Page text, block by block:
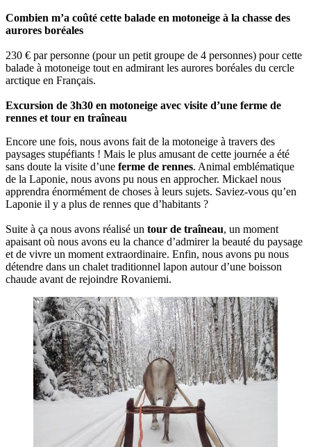
Combien m’a coûté cette balade en motoneige à la chasse des
aurores boréales
230 € par personne (pour un petit groupe de 4 personnes) pour cette
balade à motoneige tout en admirant les aurores boréales du cercle
arctique en Français.
Excursion de 3h30 en motoneige avec visite d’une ferme de
rennes et tour en traîneau
Encore une fois, nous avons fait de la motoneige à travers des
paysages stupéfiants ! Mais le plus amusant de cette journée a été
sans doute la visite d’une ferme de rennes. Animal emblématique
de la Laponie, nous avons pu nous en approcher. Mickael nous
apprendra énormément de choses à leurs sujets. Saviez-vous qu’en
Laponie il y a plus de rennes que d’habitants ?
Suite à ça nous avons réalisé un tour de traîneau, un moment
apaisant où nous avons eu la chance d’admirer la beauté du paysage
et de vivre un moment extraordinaire. Enfin, nous avons pu nous
détendre dans un chalet traditionnel lapon autour d’une boisson
chaude avant de rejoindre Rovaniemi.